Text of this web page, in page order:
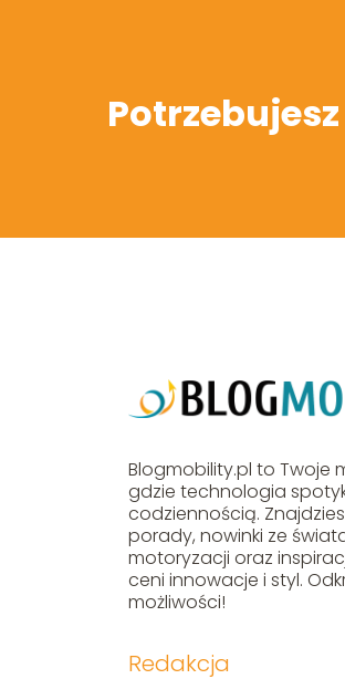
Blogmobility.pl to Twoje
gdzie technologia
codziennością.
porady, nowinki ze
motoryzacji oraz
ceni innowacje i styl.
możliwości!
Redakcja